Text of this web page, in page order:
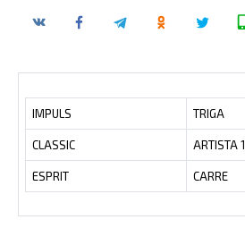
IMPULS TRIGA
CLASSIC ARTISTA 1
ESPRIT CARRE